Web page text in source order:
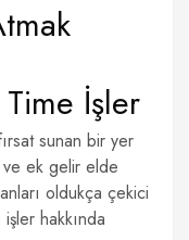
İşler
sunan bir yer
ek gelir elde
oldukça çekici
hakkında